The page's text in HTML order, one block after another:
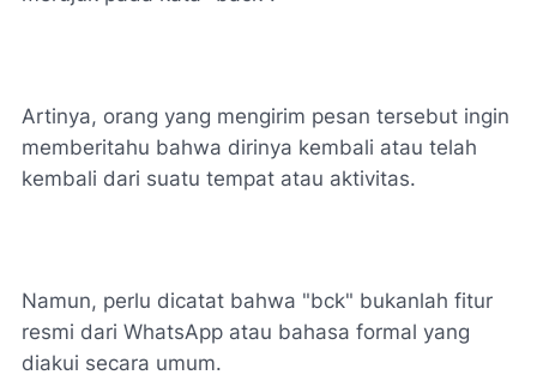
Artinya, orang yang mengirim pesan tersebut ingin
memberitahu bahwa dirinya kembali atau telah
kembali dari suatu tempat atau aktivitas.
Namun, perlu dicatat bahwa "bck" bukanlah fitur
resmi dari WhatsApp atau bahasa formal yang
diakui secara umum.